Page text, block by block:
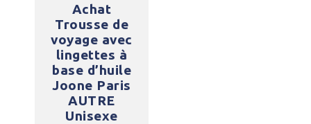
Achat
Trousse de
voyage avec
lingettes à
base d’huile
Joone Paris
AUTRE
Unisexe